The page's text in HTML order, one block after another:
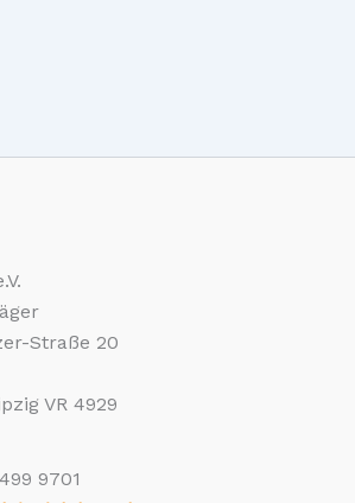
Straße 20
VR 4929
9701